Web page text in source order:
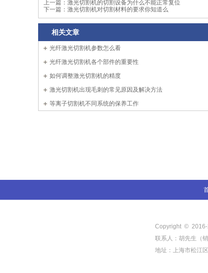
上一篇： 激光切割机的切割设备为什么不能正常复位
下一篇： 激光切割机对切割材料的要求你知道么
相关文章
光纤激光切割机参数怎么看
光纤激光切割机各个部件的重要性
如何调整激光切割机的精度
激光切割机出现毛刺的常见原因及解决方法
等离子切割机不同系统的保养工作
Copyright © 2016-
联系人：胡先生（
地址：上海市松江